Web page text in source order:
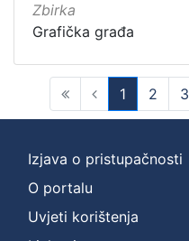
Zbirka
Grafička građa
1
(current)
2 3
Izjava o pristupačnosti
O portalu
Uvjeti korištenja